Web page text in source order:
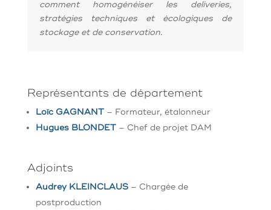
comment homogénéiser les deliveries,
stratégies techniques et écologiques de
stockage et de conservation.
Représentants de département
Loïc GAGNANT – Formateur, étalonneur
Hugues BLONDET– Chef de projet DAM
Adjoints
Audrey KLEINCLAUS – Chargéede
postproduction